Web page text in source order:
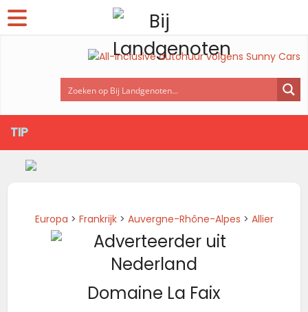
TIP
Europa > Frankrijk> Auvergne-Rhône-Alpes > Allier
Domaine La Faix